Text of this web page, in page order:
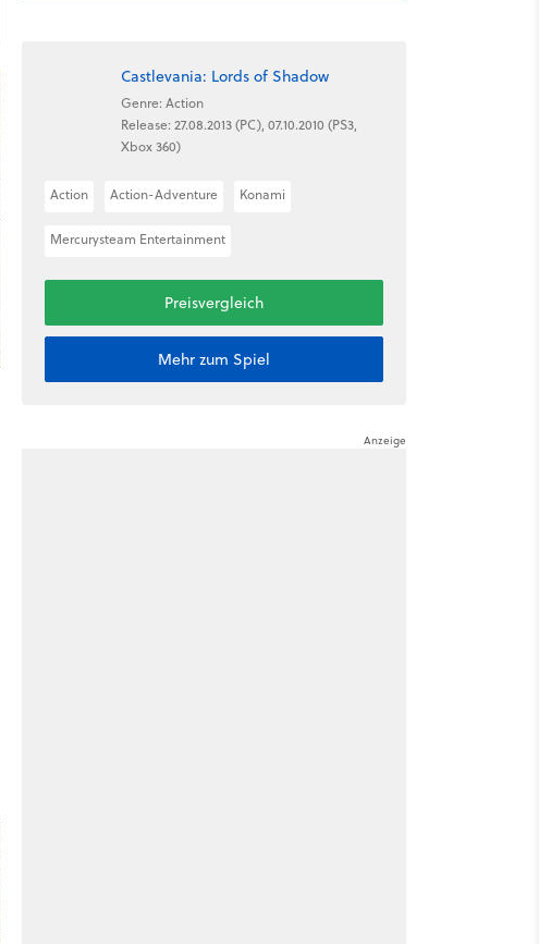
Castlevania: Lords of Shadow
Genre: Action
Release: 27.08.2013 (PC), 07.10.2010 (PS3,
Xbox 360)
Action Action-Adventure Konami
Mercurysteam Entertainment
Preisvergleich
Mehr zum Spiel